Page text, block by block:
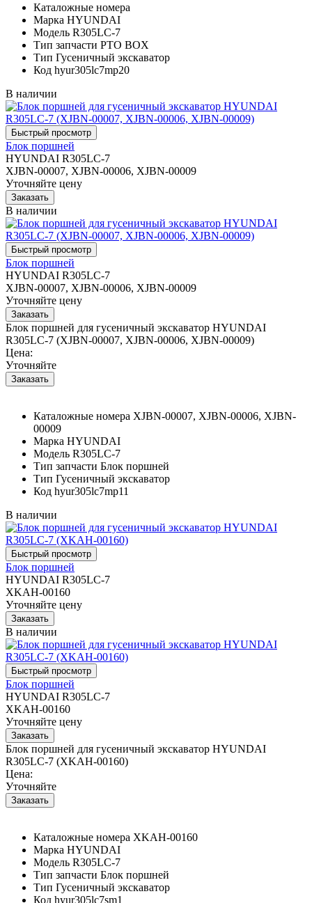
Каталожные номера
Марка HYUNDAI
Модель R305LC-7
Тип запчасти PTO BOX
Тип Гусеничный экскаватор
Код hyur305lc7mp20
В наличии
Блок поршней
HYUNDAI R305LC-7
XJBN-00007, XJBN-00006, XJBN-00009
Уточняйте цену
В наличии
Блок поршней
HYUNDAI R305LC-7
XJBN-00007, XJBN-00006, XJBN-00009
Уточняйте цену
Блок поршней для гусеничный экскаватор HYUNDAI
R305LC-7 (XJBN-00007, XJBN-00006, XJBN-00009)
Цена:
Уточняйте
Каталожные номера XJBN-00007, XJBN-00006, XJBN-
00009
Марка HYUNDAI
Модель R305LC-7
Тип запчасти Блок поршней
Тип Гусеничный экскаватор
Код hyur305lc7mp11
В наличии
Блок поршней
HYUNDAI R305LC-7
XKAH-00160
Уточняйте цену
В наличии
Блок поршней
HYUNDAI R305LC-7
XKAH-00160
Уточняйте цену
Блок поршней для гусеничный экскаватор HYUNDAI
R305LC-7 (XKAH-00160)
Цена:
Уточняйте
Каталожные номера XKAH-00160
Марка HYUNDAI
Модель R305LC-7
Тип запчасти Блок поршней
Тип Гусеничный экскаватор
Код hyur305lc7sm1